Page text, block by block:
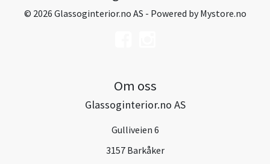
© 2026 Glassoginterior.no AS - Powered byMystore.no
Om oss
Glassoginterior.no AS
Gulliveien 6
3157 Barkåker